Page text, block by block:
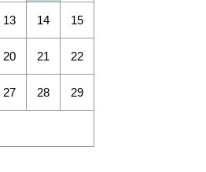
13 14 15
20 21 22
27 28 29